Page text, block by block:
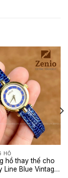
HỒ
hồ thay thế cho
Line Blue Vintage